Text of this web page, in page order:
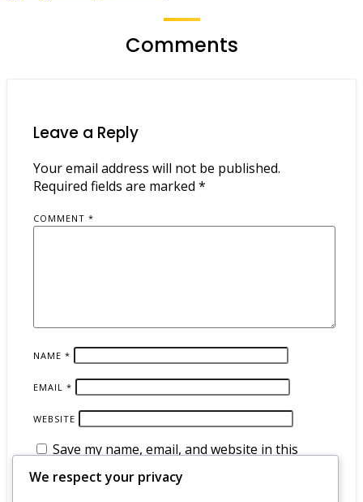
Comments
Leave a Reply
Your email address will not be published.
Required fields are marked *
COMMENT *
NAME *
EMAIL *
WEBSITE
Save my name, email, and website in this
browser for the next time I comment.
We respect your privacy